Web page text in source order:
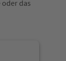
oder das